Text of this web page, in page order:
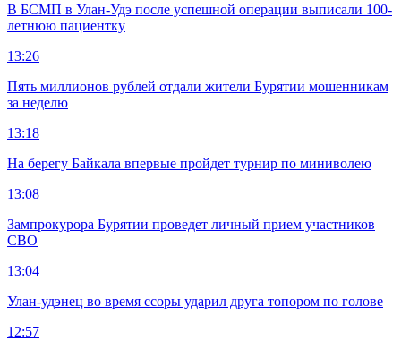
В БСМП в Улан-Удэ после успешной операции выписали 100-
летнюю пациентку
13:26
Пять миллионов рублей отдали жители Бурятии мошенникам
за неделю
13:18
На берегу Байкала впервые пройдет турнир по миниволею
13:08
Зампрокурора Бурятии проведет личный прием участников
СВО
13:04
Улан-удэнец во время ссоры ударил друга топором по голове
12:57